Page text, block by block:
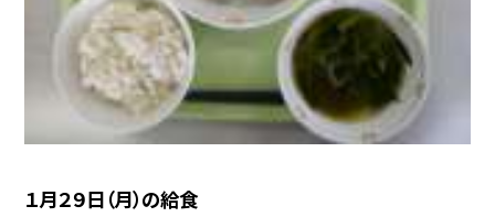
１月２９日（月）の給食